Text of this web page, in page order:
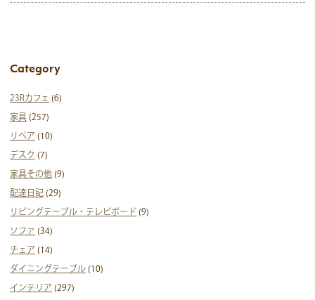
Category
23Rカフェ (6)
家具 (257)
リペア (10)
デスク (7)
家具その他 (9)
配達日記 (29)
リビングテーブル・テレビボード (9)
ソファ (34)
チェア (14)
ダイニングテーブル (10)
インテリア (297)